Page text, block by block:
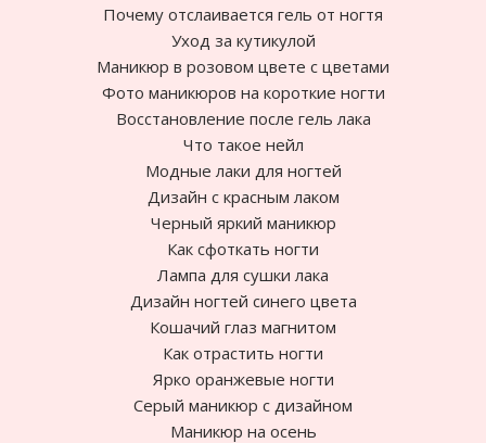
Почему отслаивается гель от ногтя
Уход за кутикулой
Маникюр в розовом цвете с цветами
Фото маникюров на короткие ногти
Восстановление после гель лака
Что такое нейл
Модные лаки для ногтей
Дизайн с красным лаком
Черный яркий маникюр
Как сфоткать ногти
Лампа для сушки лака
Дизайн ногтей синего цвета
Кошачий глаз магнитом
Как отрастить ногти
Ярко оранжевые ногти
Cерый маникюр с дизайном
Маникюр на осень